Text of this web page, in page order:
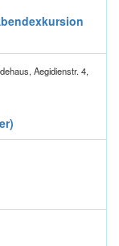
Aegidienstr. 4,